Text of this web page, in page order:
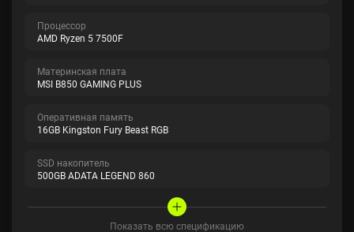
Процессор
AMD Ryzen 5 7500F
Материнская плата
MSI B850 GAMING PLUS
Оперативная память
16GB Kingston Fury Beast RGB
SSD накопитель
500GB ADATA LEGEND 860
Показать всю спецификацию